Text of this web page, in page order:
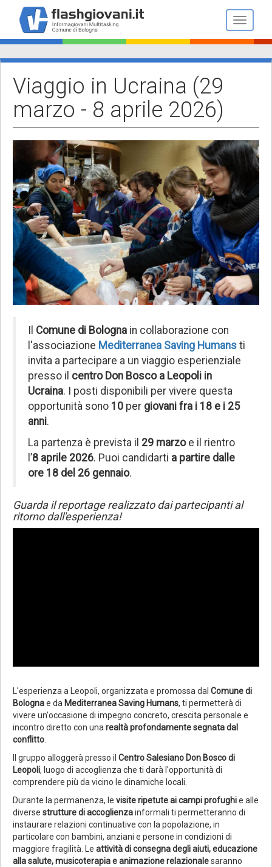
contenuto
principale
Toggle
Viaggio in Ucraina (29
marzo - 8 aprile 2026)
Comune di Bologna in collaborazione con
l'associazione Mediterranea Saving Humans ti
invita a partecipare a un viaggio esperienziale
presso il centro Don Bosco a Leopoli in
Ucraina. I posti disponibili per vivere questa
opportunità sono 10 per giovani fra i 18 e i 25
anni.
La partenza è prevista il 29 marzoe il rientro
l’8 aprile 2026. Puoi candidarti a partire dalle
ore 18 del 26 gennaio.
Guarda il reportage realizzato dai partecipanti al
ritorno dall'esperienza!
L'esperienza a Leopoli, organizzata e promossa dal Comune di
Bolognae da Mediterranea Saving Humans, ti permetterà di
vivere un'occasione di impegno concreto, crescita personale e
incontro diretto con unarealtà profondamente segnata dal
conflitto.
Il gruppo alloggerà presso il Centro Salesiano Don Bosco di
Leopoli, luogo di accoglienza che ti darà l'opportunità di
comprendere più da vicino le dinamiche locali.
Durante la permanenza, le visite ripetute ai campi profughie alle
diverse strutture di accoglienzainformali ti permetteranno di
instaurare relazioni continuative con la popolazione, in
particolare con bambini, anziani e persone in condizioni di
maggiore fragilità. Le attività di consegna degli aiuti, educazione
alla salute, musicoterapia e animazione relazionalesaranno